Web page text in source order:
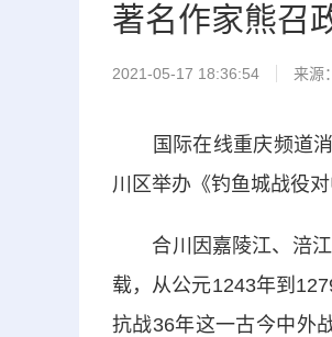
著名作家熊召
2021-05-17 18:36:54 来源：
国际在线重庆频道消
川区举办《钓鱼城战役
合川因嘉陵江、涪江
载，从公元1243年到
抗战36年这一古今中外